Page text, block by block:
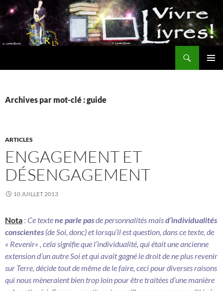
Aller
au
contenu
Archives par mot-clé : guide
ARTICLES
ENGAGEMENT ET
DÉSENGAGEMENT
10 JUILLET 2013
Nota : Ce textene parle pasde personnalités maisd’individualités
conscientes (de Soi, donc) et lorsqu’il est question, dans ce texte, de
« Revenir« , cela signifie que l’individualité, qui était une ancienne
extension d’un autre Soi et qui avait gagné le droit de ne plus revenir
sur Terre, décide tout de même de le faire, ceci pour diverses raisons
qui nous mèneraient bien trop loin pour être traitées d’une manière